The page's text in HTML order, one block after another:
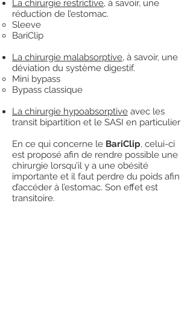
La chirurgie restrictive, à savoir, une
réduction de l’estomac.
Sleeve
BariClip
La chirurgie malabsorptive, à savoir, une
déviation du système digestif.
Mini bypass
Bypass classique
La chirurgie hypoabsorptive avec les
transit bipartition et le SASI en particulier
En ce qui concerne le BariClip, celui-ci
est proposé afin de rendre possible une
chirurgie lorsqu’il y a une obésité
importante et il faut perdre du poids afin
d’accéder à l’estomac. Son effet est
transitoire.